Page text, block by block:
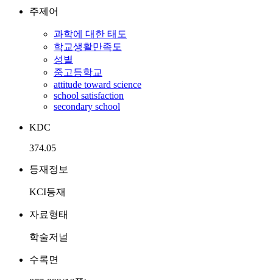
주제어
과학에 대한 태도
학교생활만족도
성별
중고등학교
attitude toward science
school satisfaction
secondary school
KDC
374.05
등재정보
KCI등재
자료형태
학술저널
수록면